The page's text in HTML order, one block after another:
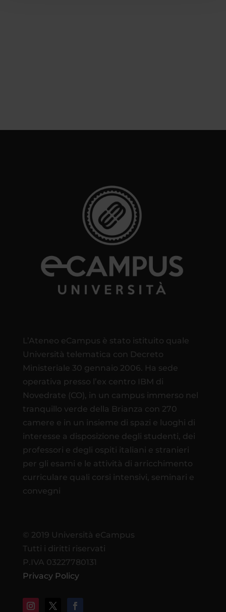
L’Ateneo eCampus è stato istituito quale
Università telematica con Decreto
Ministeriale 30 gennaio 2006. Ha sede
operativa presso l’ex centro IBM di
Novedrate (CO), in un campus immerso nel
tranquillo verde della Brianza con 270
camere e in un insieme di spazi e luoghi di
interesse a disposizione degli studenti, dei
professori e degli ospiti italiani e stranieri
per gli esami e le attività di arricchimento
curriculare quali corsi intensivi, seminari e
convegni
© 2019 Università eCampus
Tutti i diritti riservati
P.IVA 03227780131
Privacy Policy